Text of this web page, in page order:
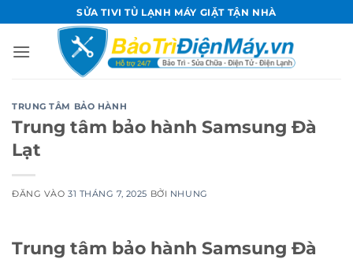
qua
nội
SỬA TIVI TỦ LẠNH MÁY GIẶT TẬN NHÀ
TRUNG TÂM BẢO HÀNH
Trung tâm bảo hành Samsung Đà
Lạt
ĐĂNG VÀO31 THÁNG 7, 2025 BỞI NHUNG
Trung tâm bảo hành Samsung Đà